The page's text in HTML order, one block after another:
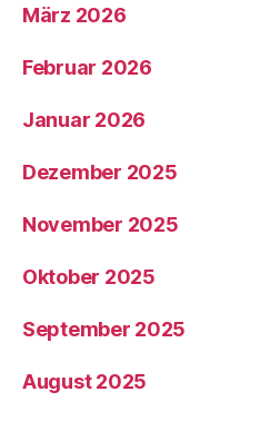
März 2026
Februar 2026
Januar 2026
Dezember 2025
November 2025
Oktober 2025
September 2025
August 2025